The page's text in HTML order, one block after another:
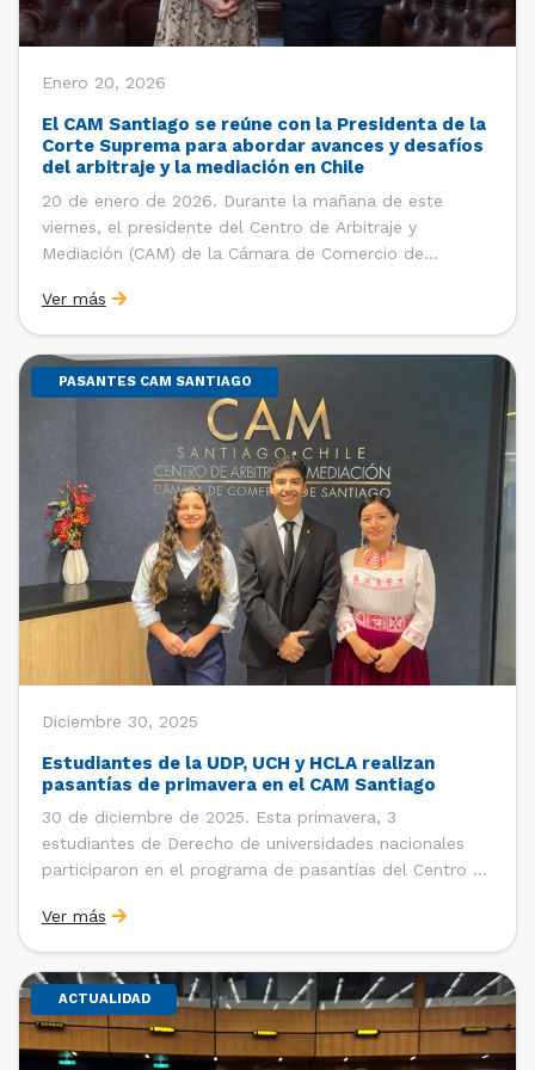
Enero 20, 2026
El CAM Santiago se reúne con la Presidenta de la
Corte Suprema para abordar avances y desafíos
del arbitraje y la mediación en Chile
20 de enero de 2026. Durante la mañana de este
viernes, el presidente del Centro de Arbitraje y
Mediación (CAM) de la Cámara de Comercio de
del CAM Santiago, Ximena Vial; y el gerente general de
la CCS, Carlos Soublette, sostuvieron un encuentro […]
Ver más
PASANTES CAM SANTIAGO
Diciembre 30, 2025
Estudiantes de la UDP, UCH y HCLA realizan
pasantías de primavera en el CAM Santiago
30 de diciembre de 2025. Esta primavera, 3
estudiantes de Derecho de universidades nacionales
participaron en el programa de pasantías del Centro de
de Santiago (CCS). Entre el 3 de noviembre y el 30 de
diciembre realizaron su pasantía Ingrid Ivania […]
Ver más
ACTUALIDAD